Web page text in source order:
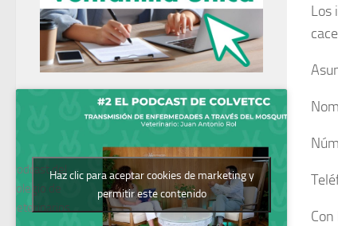
Los
Podcast del
Colegio de
Veterinarios
Haz clic para aceptar cookies de marketing y
permitir este contenido